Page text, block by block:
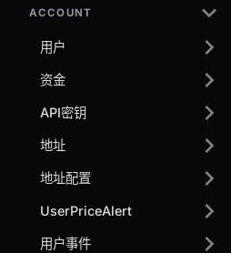
ACCOUNT
用户
资金
API密钥
地址
地址配置
UserPriceAlert
用户事件